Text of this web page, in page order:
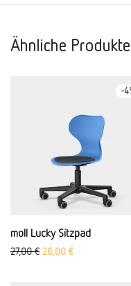
Ähnliche Produkte
-4
moll Lucky Sitzpad
27,00€ Ursprünglicher Preis
26,00 €Aktueller Preis